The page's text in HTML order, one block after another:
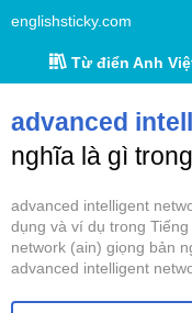
englishsticky.com
Từ điển Anh
advanced
nghĩa là gì
advanced intelligent
dụng và ví dụ trong
network (ain) giọng bản
advanced intelligent